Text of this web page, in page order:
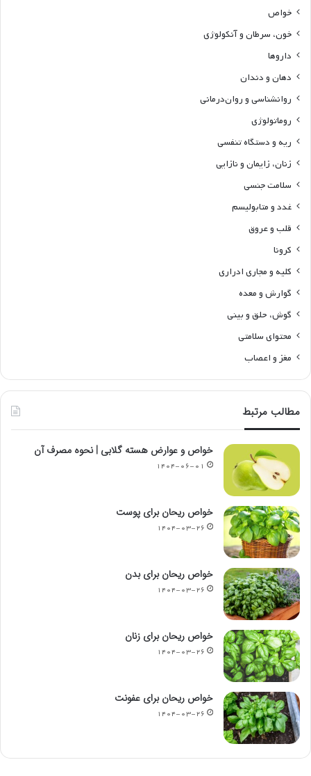
خواص
خون، سرطان و آنکولوژی
داروها
دهان و دندان
روانشناسی و روان‌درمانی
روماتولوژی
ریه و دستگاه تنفسی
زنان، زایمان و نازایی
سلامت جنسی
غدد و متابولیسم
قلب و عروق
کرونا
کلیه و مجاری ادراری
گوارش و معده
گوش، حلق و بینی
محتوای سلامتی
مغز و اعصاب
مطالب مرتبط
خواص و عوارض هسته گلابی | نحوه مصرف آن
۱۴۰۴-۰۶-۰۱
خواص ریحان برای پوست
۱۴۰۴-۰۳-۲۶
خواص ریحان برای بدن
۱۴۰۴-۰۳-۲۶
خواص ریحان برای زنان
۱۴۰۴-۰۳-۲۶
خواص ریحان برای عفونت
۱۴۰۴-۰۳-۲۶